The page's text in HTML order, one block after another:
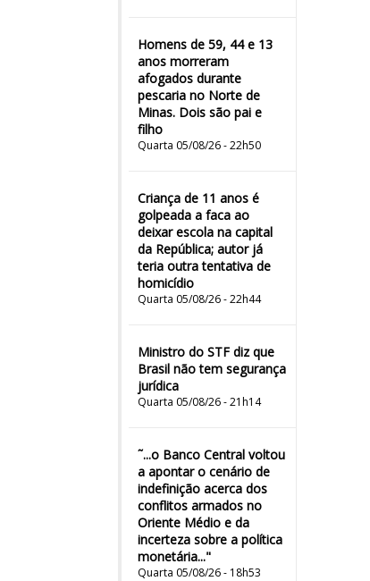
Homens de 59, 44 e 13
anos morreram
afogados durante
pescaria no Norte de
Minas. Dois são pai e
filho
Quarta 05/08/26 - 22h50
Criança de 11 anos é
golpeada a faca ao
deixar escola na capital
da República; autor já
teria outra tentativa de
homicídio
Quarta 05/08/26 - 22h44
Ministro do STF diz que
Brasil não tem segurança
jurídica
Quarta 05/08/26 - 21h14
˜...o Banco Central voltou
a apontar o cenário de
indefinição acerca dos
conflitos armados no
Oriente Médio e da
incerteza sobre a política
monetária..."
Quarta 05/08/26 - 18h53